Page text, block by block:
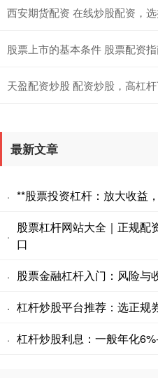
西安期货配资 在线炒股配资，
股票上市的基本条件 股票配资
天盈配资炒股 配资炒股，高杠
最新文章
· **股票投资杠杆：放大收益
·
股票杠杆网站大全｜正规配
口
· 股票金融杠杆入门：风险与
· 杠杆炒股平台推荐：选正规
· 杠杆炒股利息：一般年化